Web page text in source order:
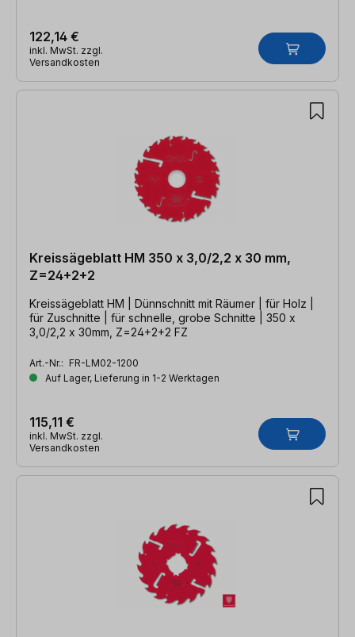
122,14 €
inkl. MwSt. zzgl.
Versandkosten
Kreissägeblatt HM 350 x 3,0/2,2 x 30 mm,
Z=24+2+2
Kreissägeblatt HM | Dünnschnitt mit Räumer | für Holz |
für Zuschnitte | für schnelle, grobe Schnitte | 350 x
3,0/2,2 x 30mm, Z=24+2+2 FZ
Art.-Nr.: FR-LM02-1200
Auf Lager, Lieferung in 1-2 Werktagen
115,11 €
inkl. MwSt. zzgl.
Versandkosten